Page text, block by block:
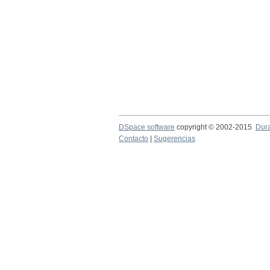
DSpace software copyright © 2002-2015
Contacto
Sugerencias